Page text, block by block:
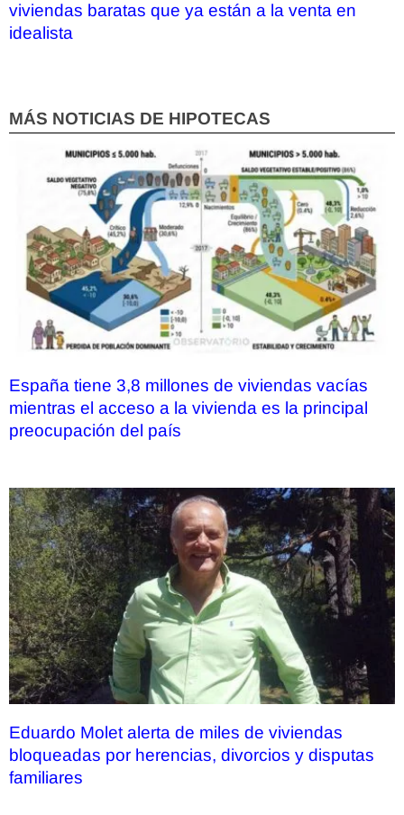
viviendas baratas que ya están a la venta en
idealista
MÁS NOTICIAS DE HIPOTECAS
España tiene 3,8 millones de viviendas vacías
mientras el acceso a la vivienda es la principal
preocupación del país
Eduardo Molet alerta de miles de viviendas
bloqueadas por herencias, divorcios y disputas
familiares